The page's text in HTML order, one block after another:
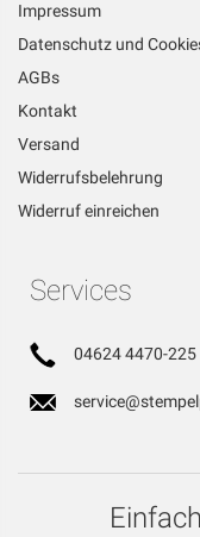
Impressum
Datenschutz und
AGBs
Kontakt
Versand
Widerrufsbelehrung
Widerruf einreichen
Services
04624 4470-225